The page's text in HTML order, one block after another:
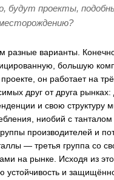
будут проекты,
варианты.
большую
он работает на
друг от друга рынках:
и свою структуру
ниобий с
производителей и
— третья группа со
на рынке. Исходя из
устойчивость и